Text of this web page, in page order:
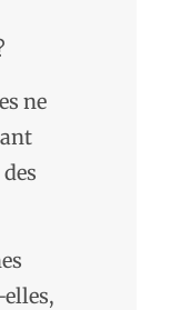
ne